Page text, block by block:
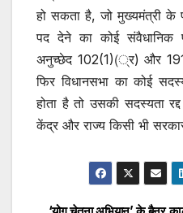
हो सकता है, जो मुख्यमंत्री के
पद देने का कोई संवैधानिक
अनुच्छेद 102(1)(्र) और
फिर विधानसभा का कोई
होता है तो उसकी सदस्यता
केंद्र और राज्य किसी भी